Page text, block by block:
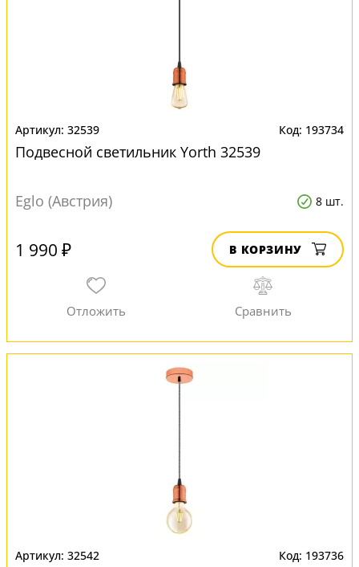
32539 193734
Подвесной светильник Yorth 32539
Eglo (Австрия) 8 шт.
1 990 ₽ В КОРЗИНУ
32542 193736